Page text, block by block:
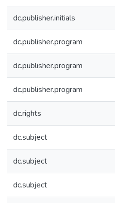
dc.publisher.initials
dc.publisher.program
dc.publisher.program
dc.publisher.program
dc.rights
dc.subject
dc.subject
dc.subject